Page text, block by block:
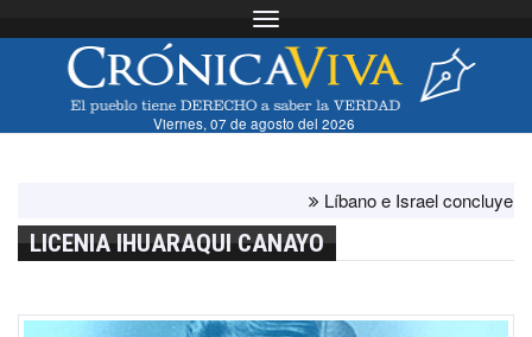
Toggle navigation
Viernes, 07 de agosto del 2026
Líbano e Israel concluyen
LICENIA IHUARAQUI CANAYO